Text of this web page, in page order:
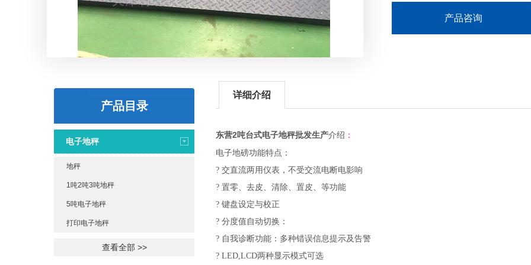
产品咨询
产品目录
电子地秤
地秤
1吨2吨3吨地秤
5吨电子地秤
打印电子地秤
查看全部 >>
详细介绍
东营2吨台式电子地秤批发生产介绍 ：
电子地磅功能特点：
? 交直流两用仪表，不受交流电断电影响
? 置零、去皮、清除、置皮、等功能
? 键盘设定与校正
? 分度值自动切换：
? 自我诊断功能：多种错误信息提示及告警
? LED,LCD两种显示模式可选